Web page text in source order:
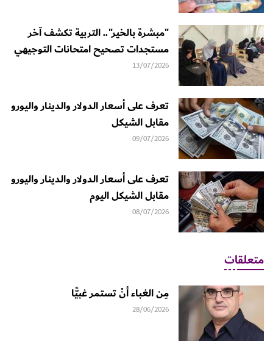
"مبشرة بالخير".. التربية تكشف آخر
مستجدات تصحيح امتحانات التوجيهي
13/07/2026
تعرف على أسعار الدولار والدينار واليورو
مقابل الشيكل
09/07/2026
تعرف على أسعار الدولار والدينار واليورو
مقابل الشيكل اليوم
08/07/2026
متعلقات
مِن الغباء أنْ تستمر غبيًّا
28/06/2026